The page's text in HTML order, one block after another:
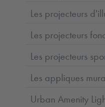
Les projecteurs
Les projecteurs
Les projecteurs
Les appliques
Urban Amenity